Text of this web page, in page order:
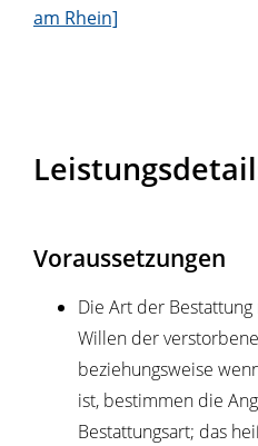
am Rhein]
Voraussetzungen
Die Art der
Willen der
beziehungsweise
ist, bestimmen die
Bestattungsart; das